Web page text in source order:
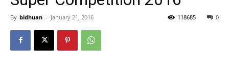
By bidhuan - January 21, 2016 0
118685